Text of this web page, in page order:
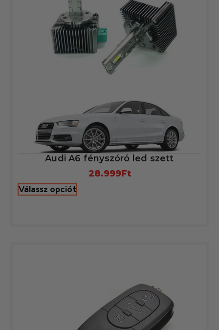
Audi A6 fényszóró led szett
28.999Ft
Válassz opciót